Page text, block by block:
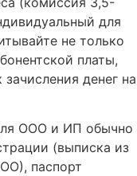
для
не только
платы,
денег на
ООО и ИП обычно
(выписка из
паспорт